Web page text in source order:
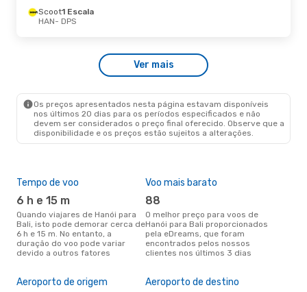
Scoot1 Escala
HAN- DPS
Ver mais
Os preços apresentados nesta página estavam disponíveis
nos últimos 20 dias para os períodos especificados e não
devem ser considerados o preço final oferecido. Observe que a
disponibilidade e os preços estão sujeitos a alterações.
Tempo de voo
6 h e 15 m
Quando viajares de Hanói para
Bali, isto pode demorar cerca de
6 h e 15 m. No entanto, a
duração do voo pode variar
devido a outros fatores
Voo mais barato
88
O melhor preço para voos de
Hanói para Bali proporcionados
pela eDreams, que foram
encontrados pelos nossos
clientes nos últimos 3 dias
Aeroporto de origem Aeroporto de destino